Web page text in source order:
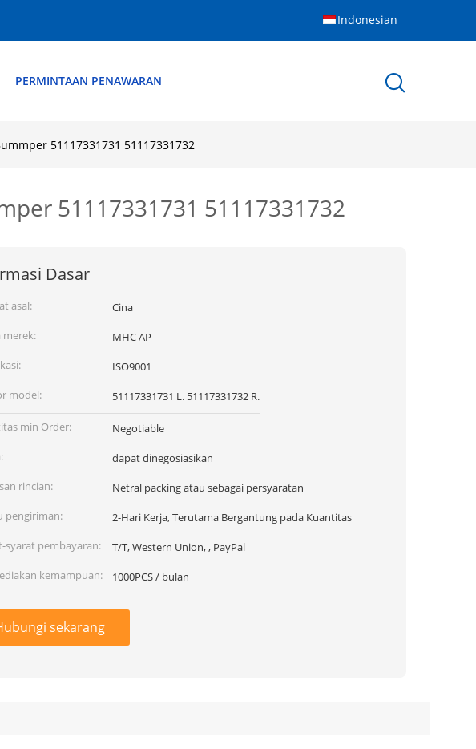
Indonesian
PERMINTAAN PENAWARAN
51117331731 51117331732
51117331731 51117331732
Dasar
asal:
Cina
merek:
MHC AP
ISO9001
model:
51117331731 L. 51117331732 R.
min Order:
Negotiable
dapat dinegosiasikan
rincian:
Netral packing atau sebagai persyaratan
pengiriman:
2-Hari Kerja, Terutama Bergantung pada Kuantitas
syarat pembayaran:
T/T, Western Union, , PayPal
kemampuan:
1000PCS / bulan
sekarang